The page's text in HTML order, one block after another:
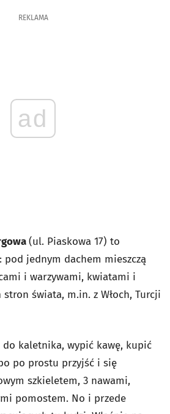
REKLAMA
ad
(ul. Piaskowa 17) to
pod jednym dachem mieszczą
i warzywami, kwiatami i
świata, m.in. z Włoch, Turcji
do kaletnika, wypić kawę, kupić
po prostu przyjść i się
szkieletem, 3 nawami,
pomostem. No i przede